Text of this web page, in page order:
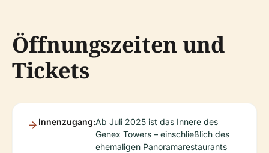
Öffnungszeiten und
Tickets
Innenzugang:Ab Juli 2025 ist das Innere des
Genex Towers – einschließlich des
ehemaligen Panoramarestaurants